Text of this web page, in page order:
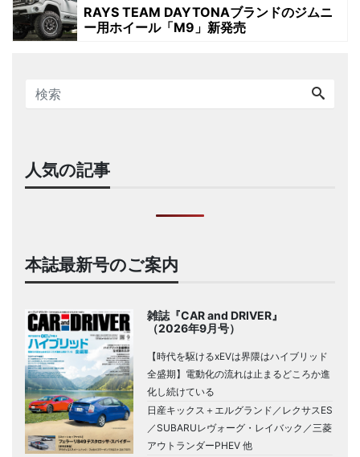
RAYS TEAM DAYTONAブランドのジムニ
ー用ホイール「M9」新発売
人気の記事
本誌最新号のご案内
雑誌『CAR and DRIVER』
（2026年9月号）
【時代を駆けるxEVは界隈はハイブリッド
全盛期】電動化の流れは止まるどころか進
化し続けている
日産キックス＋エルグランド／レクサスES
／SUBARUレヴォーグ・レイバック／三菱
アウトランダーPHEV 他